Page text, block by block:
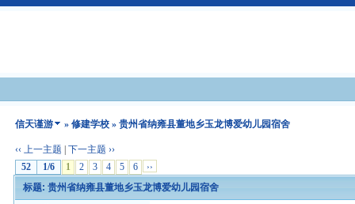
信天谨游 »修建学校 » 贵州省纳雍县董地乡玉龙博爱幼儿园宿舍
‹‹ 上一主题 |下一主题 ››
52
1/6 1 2 3 4 5 6 ››
标题: 贵州省纳雍县董地乡玉龙博爱幼儿园宿舍